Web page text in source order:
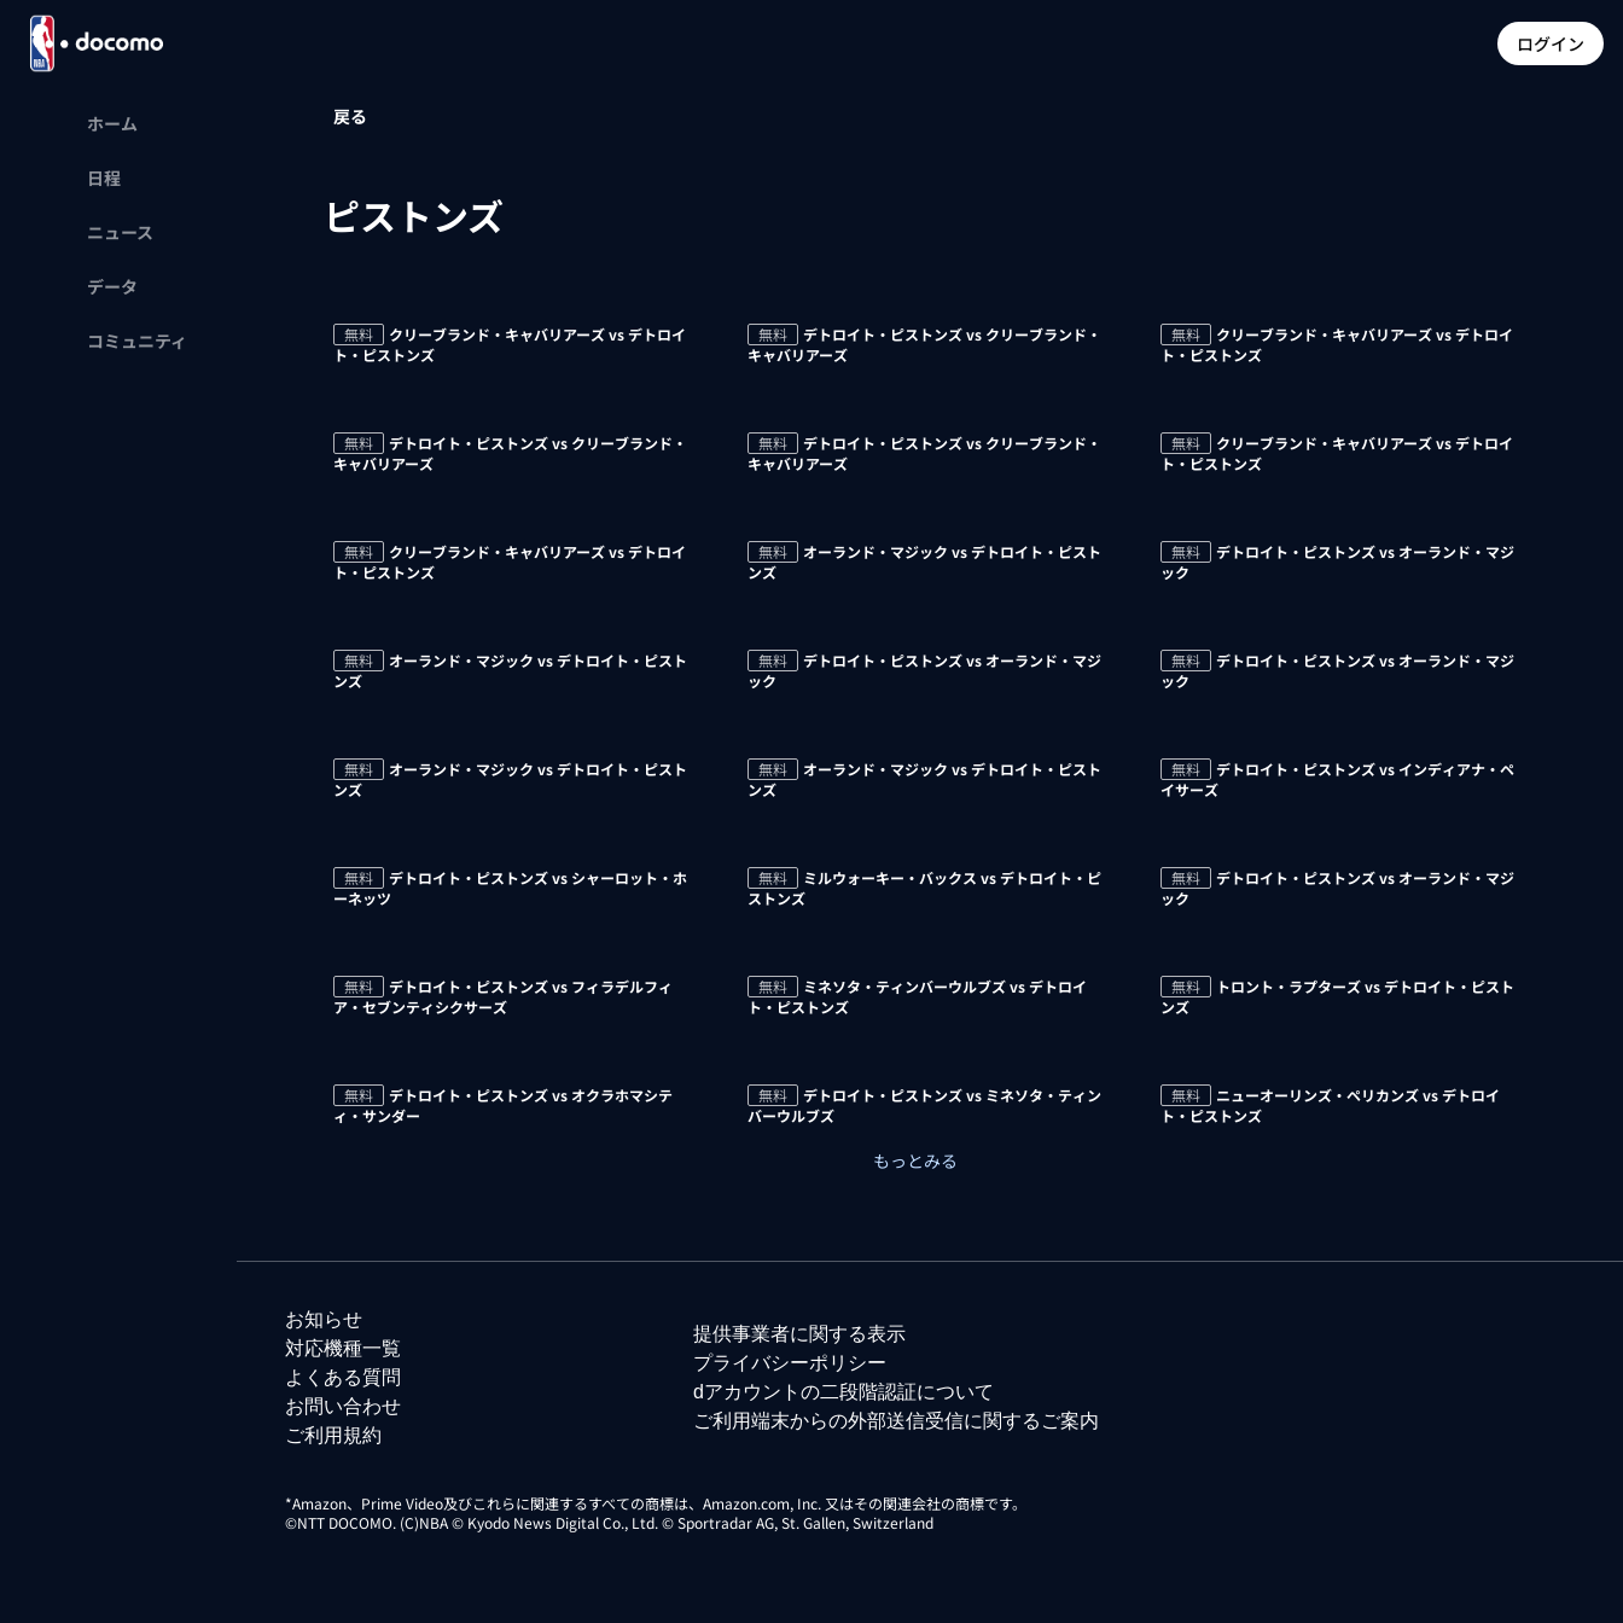
ログイン
ホーム
日程
ニュース
データ
コミュニティ
戻る
ピストンズ
無料
クリーブランド・キャバリアーズ vs デトロイ
ト・ピストンズ
無料
デトロイト・ピストンズ vs クリーブランド・
キャバリアーズ
無料
クリーブランド・キャバリアーズ vs デトロイ
ト・ピストンズ
無料
デトロイト・ピストンズ vs クリーブランド・
キャバリアーズ
無料
デトロイト・ピストンズ vs クリーブランド・
キャバリアーズ
無料
クリーブランド・キャバリアーズ vs デトロイ
ト・ピストンズ
無料
クリーブランド・キャバリアーズ vs デトロイ
ト・ピストンズ
無料
オーランド・マジック vs デトロイト・ピスト
ンズ
無料
デトロイト・ピストンズ vs オーランド・マジ
ック
無料
オーランド・マジック vs デトロイト・ピスト
ンズ
無料
デトロイト・ピストンズ vs オーランド・マジ
ック
無料
デトロイト・ピストンズ vs オーランド・マジ
ック
無料
オーランド・マジック vs デトロイト・ピスト
ンズ
無料
オーランド・マジック vs デトロイト・ピスト
ンズ
無料
デトロイト・ピストンズ vs インディアナ・ペ
イサーズ
無料
デトロイト・ピストンズ vs シャーロット・ホ
ーネッツ
無料
ミルウォーキー・バックス vs デトロイト・ピ
ストンズ
無料
デトロイト・ピストンズ vs オーランド・マジ
ック
無料
デトロイト・ピストンズ vs フィラデルフィ
ア・セブンティシクサーズ
無料
ミネソタ・ティンバーウルブズ vs デトロイ
ト・ピストンズ
無料
トロント・ラプターズ vs デトロイト・ピスト
ンズ
無料
デトロイト・ピストンズ vs オクラホマシテ
ィ・サンダー
無料
デトロイト・ピストンズ vs ミネソタ・ティン
バーウルブズ
無料
ニューオーリンズ・ペリカンズ vs デトロイ
ト・ピストンズ
もっとみる
お知らせ
対応機種一覧
よくある質問
お問い合わせ
ご利用規約
提供事業者に関する表示
プライバシーポリシー
dアカウントの二段階認証について
ご利用端末からの外部送信受信に関するご案内
*Amazon、Prime Video及びこれらに関連するすべての商標は、Amazon.com, Inc. 又はその関連会社の商標です。
©NTT DOCOMO. (C)NBA © Kyodo News Digital Co., Ltd. © Sportradar AG, St. Gallen, Switzerland